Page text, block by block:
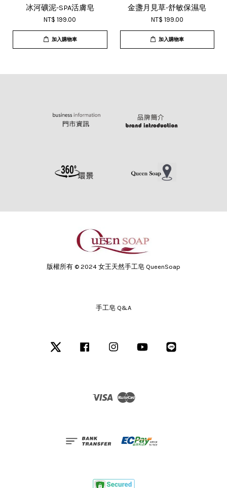
冰河礦泥-SPA活膚皂
NT$ 199.00
加入購物車
金盞月見草-舒敏保濕皂
NT$ 199.00
加入購物車
版權所有 © 2024 女王天然手工皂 QueenSoap
手工皂 Q&A
Twitter Facebook Instagram YouTube
Visa Master